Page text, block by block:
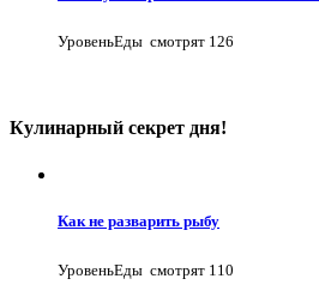
УровеньЕды смотрят 126
Кулинарный секрет дня!
Как не разварить рыбу
УровеньЕды смотрят 110